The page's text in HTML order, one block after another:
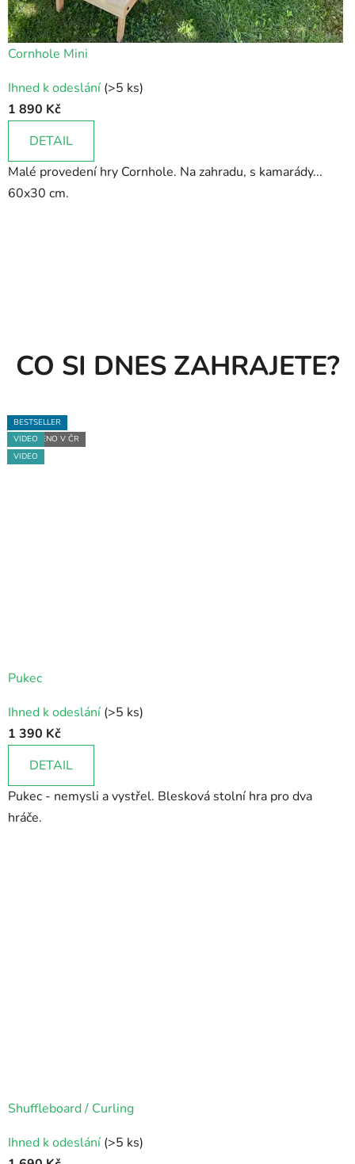
Cornhole Mini
hodnocení
produktu
5,0
z
5
Ihned k odeslání (>5 ks)
1 890 Kč
DETAIL
Malé provedení hry Cornhole. Na zahradu, s kamarády...
60x30 cm.
CO SI DNES ZAHRAJETE?
BESTSELLER
VYROBENO V ČR
VIDEO
Pukec
hodnocení
produktu
4,9
z
5
Ihned k odeslání (>5 ks)
1 390 Kč
DETAIL
Pukec - nemysli a vystřel. Blesková stolní hra pro dva
hráče.
BESTSELLER
VIDEO
Shuffleboard / Curling
hodnocení
Ihned k odeslání (>5 ks)